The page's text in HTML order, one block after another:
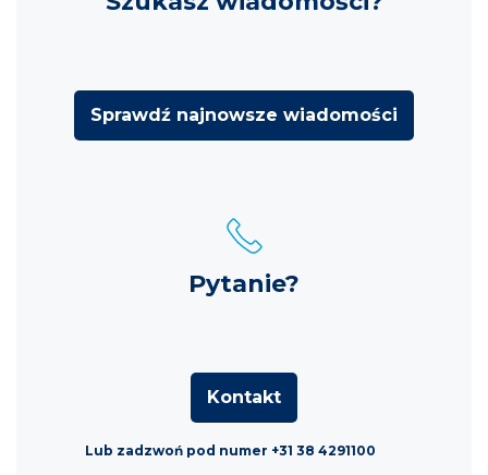
Sprawdź najnowsze wiadomości
Pytanie?
Kontakt
Lub zadzwoń pod numer +31 38 4291100